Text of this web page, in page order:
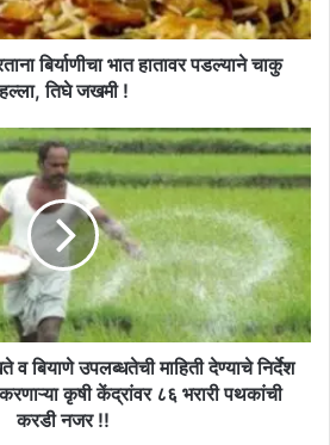
बिर्याणीचा भात हातावर पडल्याने चाकु
तिघे जखमी !
व बियाणे उपलब्धतेची माहिती देण्याचे निर्देश
कृषी केंद्रांवर ८६ भरारी पथकांची
करडी नजर !!